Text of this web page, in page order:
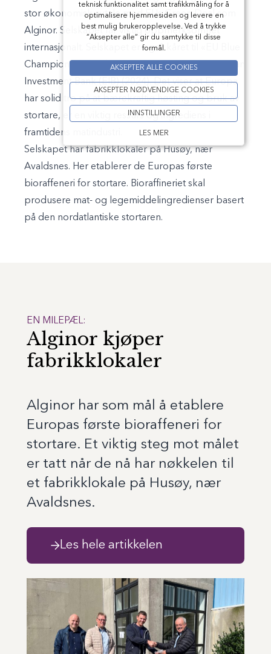
stor økonomisk avtale med EUs Green Deal som
Alginor. Selskapet får viktig oppmerksomhet
internasjonalt. Selskapet er også kåret til «EU Blue
Champion» av EU-kommisjonen (EC) og European
Investment Bank (EIB) (2024). Det viser at Europa
har solid tro på at bærekraftig høsting og bruk av
stortare, er en viktig ressurs og ingrediens i
framtidens matindustri.
Selskapet har fabrikklokaler på Husøy, nær
Avaldsnes. Her etablerer de Europas første
bioraffeneri for stortare. Bioraffineriet skal
produsere mat- og legemiddelingredienser basert
på den nordatlantiske stortaren.
EN MILEPÆL:
Alginor kjøper
fabrikklokaler
Alginor har som mål å etablere
Europas første bioraffeneri for
stortare. Et viktig steg mot målet
er tatt når de nå har nøkkelen til
et fabrikklokale på Husøy, nær
Avaldsnes.
Les hele artikkelen
teknisk funktionalitet samt trafikkmåling for å
optimalisere hjemmesiden og levere en
best mulig brukeropplevelse. Ved å trykke
”Aksepter alle” gir du samtykke til disse
formål.
AKSEPTER ALLE COOKIES
AKSEPTER NØDVENDIGE COOKIES
INNSTILLINGER
LES MER